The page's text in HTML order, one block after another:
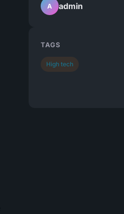
A admin
TAGS
High tech